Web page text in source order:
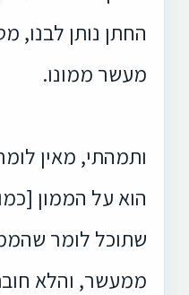
החתן נותן לבנו,
מעשר ממונו.
ותמהתי, מאין
הוא על הממון
שתוכל לומר
ממעשר, והלא